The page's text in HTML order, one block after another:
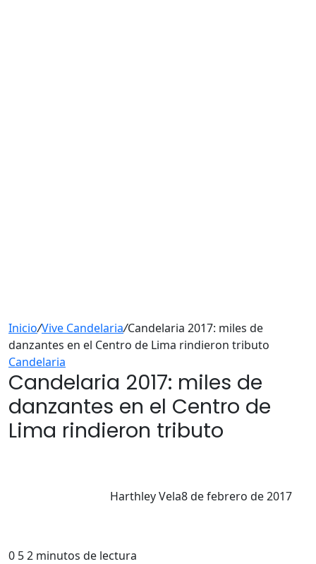
Inicio/Vive Candelaria/Candelaria 2017: miles de
danzantes en el Centro de Lima rindieron tributo
Candelaria
Candelaria 2017: miles de
danzantes en el Centro de
Lima rindieron tributo
Harthley Vela8 de febrero de 2017
0 52 minutos de lectura